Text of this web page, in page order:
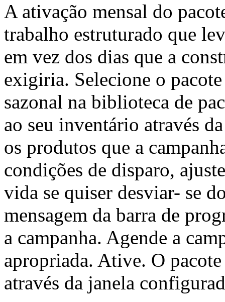
A ativação mensal do
trabalho estruturado que
em vez dos dias que a
exigiria. Selecione o
sazonal na biblioteca de
ao seu inventário através
os produtos que a
condições de disparo,
vida se quiser desviar- se
mensagem da barra de
a campanha. Agende a
apropriada. Ative. O
através da janela